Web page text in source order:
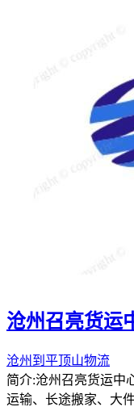
沧州召亮货运
沧州到平顶山物流
简介:沧州召亮货运中
运输、长途搬家、大